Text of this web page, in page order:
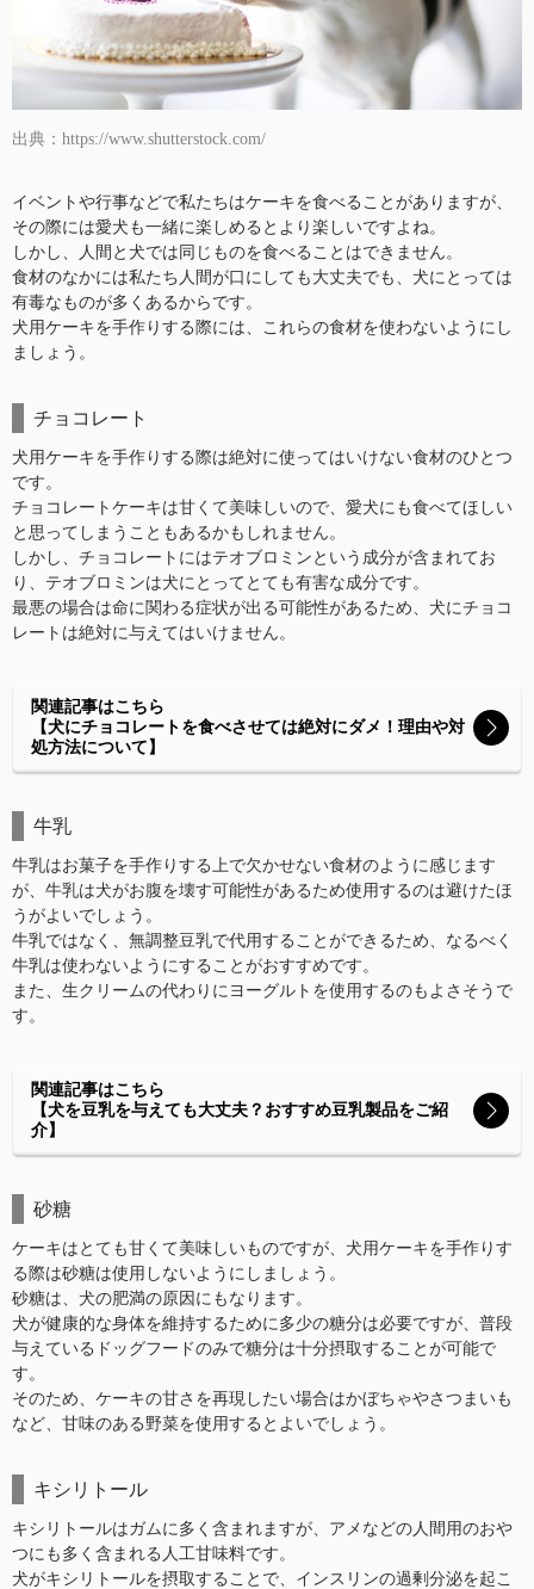
出典：https://www.shutterstock.com/
イベントや行事などで私たちはケーキを食べることがありますが、
その際には愛犬も一緒に楽しめるとより楽しいですよね。
しかし、人間と犬では同じものを食べることはできません。
食材のなかには私たち人間が口にしても大丈夫でも、犬にとっては
有毒なものが多くあるからです。
犬用ケーキを手作りする際には、これらの食材を使わないようにし
ましょう。
チョコレート
犬用ケーキを手作りする際は絶対に使ってはいけない食材のひとつ
です。
チョコレートケーキは甘くて美味しいので、愛犬にも食べてほしい
と思ってしまうこともあるかもしれません。
しかし、チョコレートにはテオブロミンという成分が含まれてお
り、テオブロミンは犬にとってとても有害な成分です。
最悪の場合は命に関わる症状が出る可能性があるため、犬にチョコ
レートは絶対に与えてはいけません。
関連記事はこちら
【犬にチョコレートを食べさせては絶対にダメ！理由や対
処方法について】
牛乳
牛乳はお菓子を手作りする上で欠かせない食材のように感じます
が、牛乳は犬がお腹を壊す可能性があるため使用するのは避けたほ
うがよいでしょう。
牛乳ではなく、無調整豆乳で代用することができるため、なるべく
牛乳は使わないようにすることがおすすめです。
また、生クリームの代わりにヨーグルトを使用するのもよさそうで
す。
関連記事はこちら
【犬を豆乳を与えても大丈夫？おすすめ豆乳製品をご紹
介】
砂糖
ケーキはとても甘くて美味しいものですが、犬用ケーキを手作りす
る際は砂糖は使用しないようにしましょう。
砂糖は、犬の肥満の原因にもなります。
犬が健康的な身体を維持するために多少の糖分は必要ですが、普段
与えているドッグフードのみで糖分は十分摂取することが可能で
す。
そのため、ケーキの甘さを再現したい場合はかぼちゃやさつまいも
など、甘味のある野菜を使用するとよいでしょう。
キシリトール
キシリトールはガムに多く含まれますが、アメなどの人間用のおや
つにも多く含まれる人工甘味料です。
犬がキシリトールを摂取することで、インスリンの過剰分泌を起こ